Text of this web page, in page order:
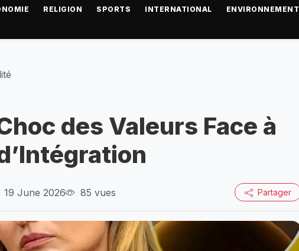
RELIGION SPORTS INTERNATIONAL ENVIRONNEMENT
des Valeurs Face à
19 June 2026 85 vues Partager